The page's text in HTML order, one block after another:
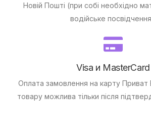
Новій Пошті (при собі необхідно
водійське
Visa и MasterCard
Оплата замовлення на карту Приват
товару можлива тільки після